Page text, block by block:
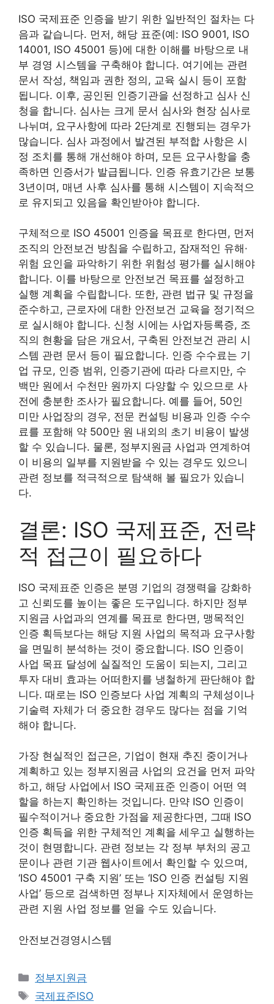
ISO 국제표준 인증을 받기 위한 일반적인 절차는 다
음과 같습니다. 먼저, 해당 표준(예: ISO 9001, ISO
14001, ISO 45001 등)에 대한 이해를 바탕으로 내
부 경영 시스템을 구축해야 합니다. 여기에는 관련
문서 작성, 책임과 권한 정의, 교육 실시 등이 포함
됩니다. 이후, 공인된 인증기관을 선정하고 심사 신
청을 합니다. 심사는 크게 문서 심사와 현장 심사로
나뉘며, 요구사항에 따라 2단계로 진행되는 경우가
많습니다. 심사 과정에서 발견된 부적합 사항은 시
정 조치를 통해 개선해야 하며, 모든 요구사항을 충
족하면 인증서가 발급됩니다. 인증 유효기간은 보통
3년이며, 매년 사후 심사를 통해 시스템이 지속적으
로 유지되고 있음을 확인받아야 합니다.
구체적으로 ISO 45001 인증을 목표로 한다면, 먼저
조직의 안전보건 방침을 수립하고, 잠재적인 유해·
위험 요인을 파악하기 위한 위험성 평가를 실시해야
합니다. 이를 바탕으로 안전보건 목표를 설정하고
실행 계획을 수립합니다. 또한, 관련 법규 및 규정을
준수하고, 근로자에 대한 안전보건 교육을 정기적으
로 실시해야 합니다. 신청 시에는 사업자등록증, 조
직의 현황을 담은 개요서, 구축된 안전보건 관리 시
스템 관련 문서 등이 필요합니다. 인증 수수료는 기
업 규모, 인증 범위, 인증기관에 따라 다르지만, 수
백만 원에서 수천만 원까지 다양할 수 있으므로 사
전에 충분한 조사가 필요합니다. 예를 들어, 50인
미만 사업장의 경우, 전문 컨설팅 비용과 인증 수수
료를 포함해 약 500만 원 내외의 초기 비용이 발생
할 수 있습니다. 물론, 정부지원금 사업과 연계하여
이 비용의 일부를 지원받을 수 있는 경우도 있으니
관련 정보를 적극적으로 탐색해 볼 필요가 있습니
다.
결론: ISO 국제표준, 전략
적 접근이 필요하다
ISO 국제표준 인증은 분명 기업의 경쟁력을 강화하
고 신뢰도를 높이는 좋은 도구입니다. 하지만 정부
지원금 사업과의 연계를 목표로 한다면, 맹목적인
인증 획득보다는 해당 지원 사업의 목적과 요구사항
을 면밀히 분석하는 것이 중요합니다. ISO 인증이
사업 목표 달성에 실질적인 도움이 되는지, 그리고
투자 대비 효과는 어떠한지를 냉철하게 판단해야 합
니다. 때로는 ISO 인증보다 사업 계획의 구체성이나
기술력 자체가 더 중요한 경우도 많다는 점을 기억
해야 합니다.
가장 현실적인 접근은, 기업이 현재 추진 중이거나
계획하고 있는 정부지원금 사업의 요건을 먼저 파악
하고, 해당 사업에서 ISO 국제표준 인증이 어떤 역
할을 하는지 확인하는 것입니다. 만약 ISO 인증이
필수적이거나 중요한 가점을 제공한다면, 그때 ISO
인증 획득을 위한 구체적인 계획을 세우고 실행하는
것이 현명합니다. 관련 정보는 각 정부 부처의 공고
문이나 관련 기관 웹사이트에서 확인할 수 있으며,
‘ISO 45001 구축 지원’ 또는 ‘ISO 인증 컨설팅 지원
사업’ 등으로 검색하면 정부나 지자체에서 운영하는
관련 지원 사업 정보를 얻을 수도 있습니다.
안전보건경영시스템
카
테
정부지원금
태
국제표준ISO